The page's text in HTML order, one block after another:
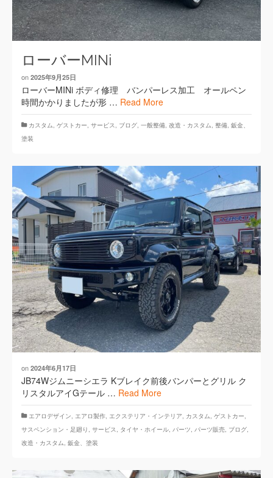
ローバーMINi
on 2025年9月25日
ローバーMINi ボディ修理 バンパーレス加工 オールペン
時間かかりましたが形 … Read More
カスタム, ゲストカー, サービス, ブログ, 一般整備, 改造・カスタム, 整備, 鈑金、
塗装
on 2024年6月17日
JB74Wジムニーシエラ Kブレイク前後バンパーとグリル ク
リスタルアイGテール … Read More
エアロデザイン, エアロ製作, エクステリア・インテリア, カスタム, ゲストカー,
サスペンション・足廻り , サービス, タイヤ・ホイール, パーツ, パーツ販売, ブログ,
改造・カスタム, 鈑金、塗装